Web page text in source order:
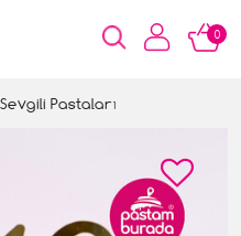
0
Sevgili Pastaları